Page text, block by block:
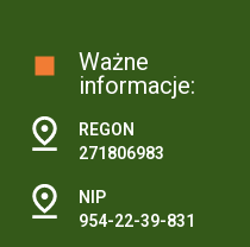
Ważne
informacje:
REGON
271806983
NIP
954-22-39-831